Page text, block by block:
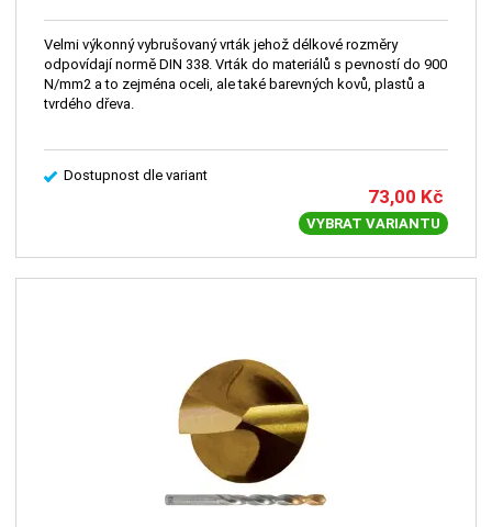
Velmi výkonný vybrušovaný vrták jehož délkové rozměry
odpovídají normě DIN 338. Vrták do materiálů s pevností do 900
N/mm2 a to zejména oceli, ale také barevných kovů, plastů a
tvrdého dřeva.
Dostupnost dle variant
73,00 Kč
VYBRAT VARIANTU